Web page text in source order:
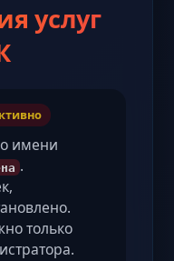
услуг
имени
.
только